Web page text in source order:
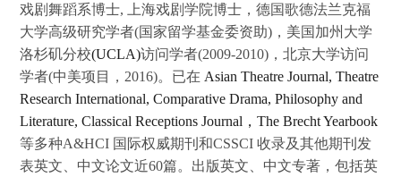
戏剧舞蹈系博士, 上海戏剧学院博士，德国歌德法兰克福
大学高级研究学者(国家留学基金委资助)，美国加州大学
洛杉矶分校(UCLA)访问学者(2009-2010)，北京大学访问
学者(中美项目，2016)。已在 Asian Theatre Journal, Theatre
Research International, Comparative Drama, Philosophy and
Literature, Classical Receptions Journal ，The Brecht Yearbook
等多种A&HCI 国际权威期刊和CSSCI 收录及其他期刊发
表英文、中文论文近60篇。出版英文、中文专著，包括英